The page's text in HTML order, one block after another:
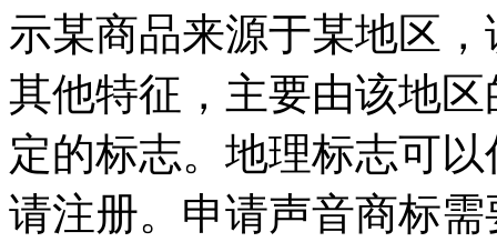
示某商品来源于某地区
其他特征，主要由该地
定的标志。地理标志可
请注册。申请声音商标